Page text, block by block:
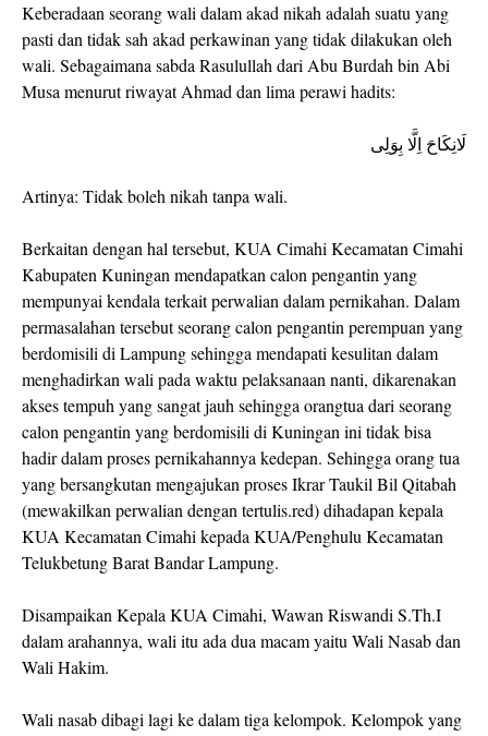
Keberadaan seorang wali dalam akad nikah adalah suatu yang
pasti dan tidak sah akad perkawinan yang tidak dilakukan oleh
wali. Sebagaimana sabda Rasulullah dari Abu Burdah bin Abi
Musa menurut riwayat Ahmad dan lima perawi hadits:
لَانِكَاحَ اِلَّا بِوَلِى
Artinya: Tidak boleh nikah tanpa wali.
Berkaitan dengan hal tersebut, KUA Cimahi Kecamatan Cimahi
Kabupaten Kuningan mendapatkan calon pengantin yang
mempunyai kendala terkait perwalian dalam pernikahan. Dalam
permasalahan tersebut seorang calon pengantin perempuan yang
berdomisili di Lampung sehingga mendapati kesulitan dalam
menghadirkan wali pada waktu pelaksanaan nanti, dikarenakan
akses tempuh yang sangat jauh sehingga orangtua dari seorang
calon pengantin yang berdomisili di Kuningan ini tidak bisa
hadir dalam proses pernikahannya kedepan. Sehingga orang tua
yang bersangkutan mengajukan proses Ikrar Taukil Bil Qitabah
(mewakilkan perwalian dengan tertulis.red) dihadapan kepala
KUA Kecamatan Cimahi kepada KUA/Penghulu Kecamatan
Telukbetung Barat Bandar Lampung.
Disampaikan Kepala KUA Cimahi, Wawan Riswandi S.Th.I
dalam arahannya, wali itu ada dua macam yaitu Wali Nasab dan
Wali Hakim.
Wali nasab dibagi lagi ke dalam tiga kelompok. Kelompok yang